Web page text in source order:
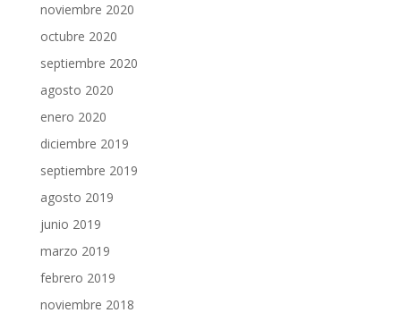
noviembre 2020
octubre 2020
septiembre 2020
agosto 2020
enero 2020
diciembre 2019
septiembre 2019
agosto 2019
junio 2019
marzo 2019
febrero 2019
noviembre 2018